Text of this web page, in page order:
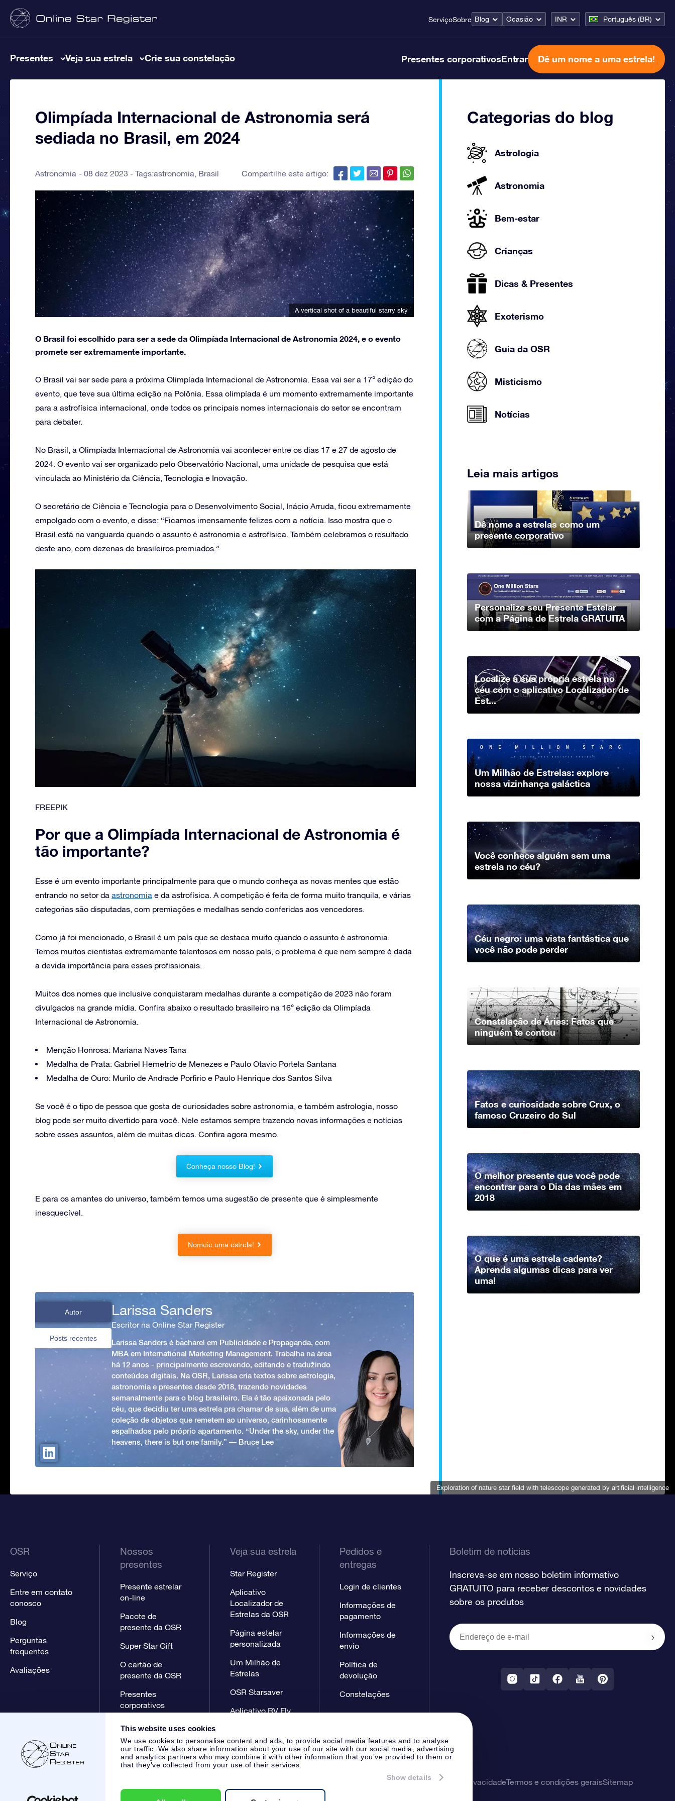
This website uses cookies
We use cookies to personalise content and ads, to provide social media features and to analyse
our traffic. We also share information about your use of our site with our social media, advertising
and analytics partners who may combine it with other information that you’ve provided to them or
that they’ve collected from your use of their services.
Show details
ServiçoSobre Blog Ocasião INR Português (BR)
Presentes Veja sua estrela Crie sua constelação Presentes corporativosEntrar Dê um nome a uma estrela!
Olimpíada Internacional de Astronomia será
sediada no Brasil, em 2024
Astronomia 08 dez 2023 - Tags:astronomia, Brasil Compartilhe este artigo:
A vertical shot of a beautiful starry sky
O Brasil foi escolhido para ser a sede da Olimpíada Internacional de Astronomia 2024, e o evento
promete ser extremamente importante.
O Brasil vai ser sede para a próxima Olimpíada Internacional de Astronomia. Essa vai ser a 17° edição do
evento, que teve sua última edição na Polônia. Essa olimpíada é um momento extremamente importante
para a astrofísica internacional, onde todos os principais nomes internacionais do setor se encontram
para debater.
No Brasil, a Olimpíada Internacional de Astronomia vai acontecer entre os dias 17 e 27 de agosto de
2024. O evento vai ser organizado pelo Observatório Nacional, uma unidade de pesquisa que está
vinculada ao Ministério da Ciência, Tecnologia e Inovação.
O secretário de Ciência e Tecnologia para o Desenvolvimento Social, Inácio Arruda, ficou extremamente
empolgado com o evento, e disse: “Ficamos imensamente felizes com a notícia. Isso mostra que o
Brasil está na vanguarda quando o assunto é astronomia e astrofísica. Também celebramos o resultado
deste ano, com dezenas de brasileiros premiados.”
Exploration of nature star field with telescope generated by artificial intelligence
FREEPIK
Por que a Olimpíada Internacional de Astronomia é
tão importante?
Esse é um evento importante principalmente para que o mundo conheça as novas mentes que estão
entrando no setor da astronomia e da astrofísica. A competição é feita de forma muito tranquila, e várias
categorias são disputadas, com premiações e medalhas sendo conferidas aos vencedores.
Como já foi mencionado, o Brasil é um país que se destaca muito quando o assunto é astronomia.
Temos muitos cientistas extremamente talentosos em nosso país, o problema é que nem sempre é dada
a devida importância para esses profissionais.
Muitos dos nomes que inclusive conquistaram medalhas durante a competição de 2023 não foram
divulgados na grande mídia. Confira abaixo o resultado brasileiro na 16° edição da Olimpíada
Internacional de Astronomia.
Menção Honrosa: Mariana Naves Tana
Medalha de Prata: Gabriel Hemetrio de Menezes e Paulo Otavio Portela Santana
Medalha de Ouro: Murilo de Andrade Porfirio e Paulo Henrique dos Santos Silva
Se você é o tipo de pessoa que gosta de curiosidades sobre astronomia, e também astrologia, nosso
blog pode ser muito divertido para você. Nele estamos sempre trazendo novas informações e notícias
sobre esses assuntos, além de muitas dicas. Confira agora mesmo.
Conheça nosso Blog!
E para os amantes do universo, também temos uma sugestão de presente que é simplesmente
inesquecível.
Nomeie uma estrela!
Autor
Posts recentes
Larissa Sanders
Escritor na Online Star Register
Larissa Sanders é bacharel em Publicidade e Propaganda, com
MBA em International Marketing Management. Trabalha na área
há 12 anos - principalmente escrevendo, editando e traduzindo
conteúdos digitais. Na OSR, Larissa cria textos sobre astrologia,
astronomia e presentes desde 2018, trazendo novidades
semanalmente para o blog brasileiro. Ela é tão apaixonada pelo
céu, que decidiu ter uma estrela pra chamar de sua, além de uma
coleção de objetos que remetem ao universo, carinhosamente
espalhados pelo próprio apartamento. “Under the sky, under the
heavens, there is but one family.” ― Bruce Lee
Categorias do blog
Astrologia
Astronomia
Bem-estar
Crianças
Dicas & Presentes
Exoterismo
Guia da OSR
Misticismo
Notícias
Leia mais artigos
Dê nome a estrelas como um
presente corporativo
Personalize seu Presente Estelar
com a Página de Estrela GRATUITA
Localize a sua própria estrela no
céu com o aplicativo Localizador de
Est...
Um Milhão de Estrelas: explore
nossa vizinhança galáctica
Você conhece alguém sem uma
estrela no céu?
Céu negro: uma vista fantástica que
você não pode perder
Constelação de Áries: Fatos que
ninguém te contou
Fatos e curiosidade sobre Crux, o
famoso Cruzeiro do Sul
O melhor presente que você pode
encontrar para o Dia das mães em
2018
O que é uma estrela cadente?
Aprenda algumas dicas para ver
uma!
OSR
Serviço
Entre em contato
conosco
Blog
Perguntas
frequentes
Avaliações
Nossos
presentes
Presente estrelar
on-line
Pacote de
presente da OSR
Super Star Gift
O cartão de
presente da OSR
Presentes
corporativos
Veja sua estrela
Star Register
Aplicativo
Localizador de
Estrelas da OSR
Página estelar
personalizada
Um Milhão de
Estrelas
OSR Starsaver
Aplicativo RV Fly
Pedidos e
entregas
Login de clientes
Informações de
pagamento
Informações de
envio
Política de
devolução
Constelações
Boletim de notícias
Inscreva-se em nosso boletim informativo
GRATUITO para receber descontos e novidades
sobre os produtos
Página de imprensaDeclaração de privacidadeTermos e condições geraisSitemap